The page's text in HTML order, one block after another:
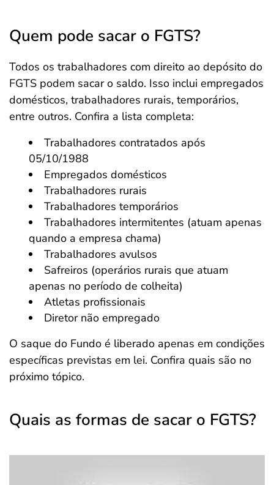
Quem pode sacar o FGTS?
Todos os trabalhadores com direito ao depósito do
FGTS podem sacar o saldo. Isso inclui empregados
domésticos, trabalhadores rurais, temporários,
entre outros. Confira a lista completa:
Trabalhadores contratados após
05/10/1988
Empregados domésticos
Trabalhadores rurais
Trabalhadores temporários
Trabalhadores intermitentes (atuam apenas
quando a empresa chama)
Trabalhadores avulsos
Safreiros (operários rurais que atuam
apenas no período de colheita)
Atletas profissionais
Diretor não empregado
O saque do Fundo é liberado apenas em condições
específicas previstas em lei. Confira quais são no
próximo tópico.
Quais as formas de sacar o FGTS?